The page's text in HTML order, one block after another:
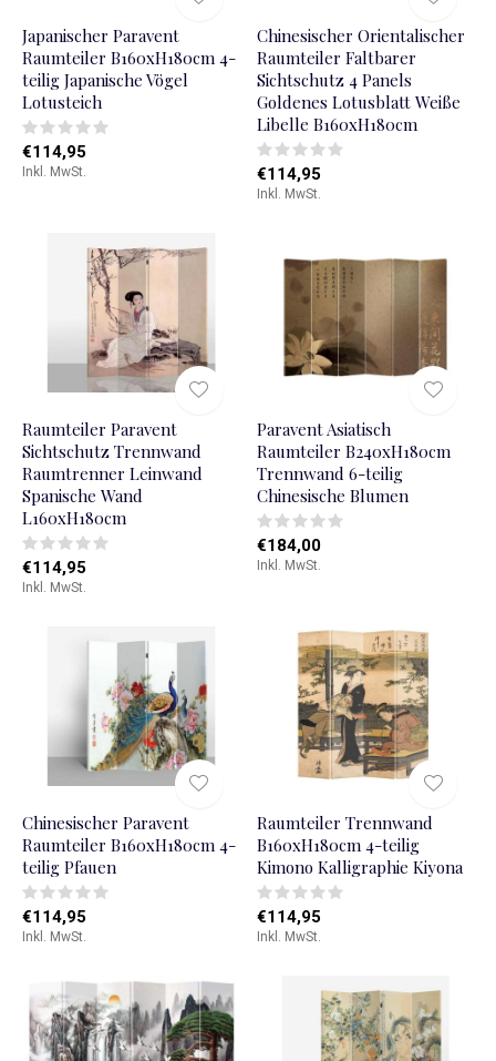
Japanischer Paravent
Raumteiler B160xH180cm 4-
teilig Japanische Vögel
Lotusteich
€114,95
Inkl. MwSt.
Chinesischer Orientalischer
Raumteiler Faltbarer
Sichtschutz 4 Panels
Goldenes Lotusblatt Weiße
Libelle B160xH180cm
€114,95
Inkl. MwSt.
Raumteiler Paravent
Sichtschutz Trennwand
Raumtrenner Leinwand
Spanische Wand
L160xH180cm
€114,95
Inkl. MwSt.
Paravent Asiatisch
Raumteiler B240xH180cm
Trennwand 6-teilig
Chinesische Blumen
€184,00
Inkl. MwSt.
Chinesischer Paravent
Raumteiler B160xH180cm 4-
teilig Pfauen
€114,95
Inkl. MwSt.
Raumteiler Trennwand
B160xH180cm 4-teilig
Kimono Kalligraphie Kiyona
€114,95
Inkl. MwSt.